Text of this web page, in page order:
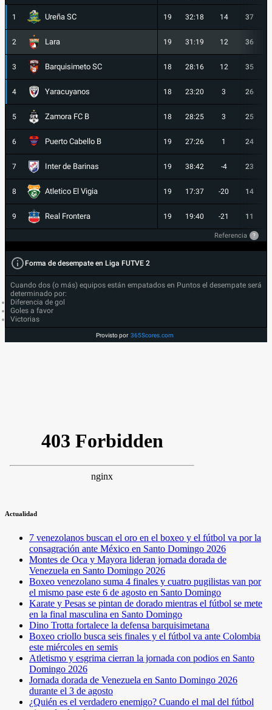
1 Ureña SC 19 32:18 14 37
2 Lara 19 31:19 12 36
3 Barquisimeto SC 18 28:16 12 35
4 Yaracuyanos 18 23:20 3 26
5 Zamora FC B 18 28:25 3 25
6 Puerto Cabello B 19 27:26 1 24
7 Inter de Barinas 19 38:42 -4 23
8 Atletico El Vigia 19 17:37 -20 14
9 Real Frontera 19 19:40 -21 11
Referencia ?
Forma de desempate en Liga FUTVE 2
Cuando dos (o más) equipos están empatados en Puntos el desempate será
determinado por:
Diferencia de gol
Goles a favor
Victorias
Provisto por 365Scores.com
Actualidad
7 venezolanos buscan el oro en el boxeo y el fútbol va por la
consagración ante México en Santo Domingo 2026
Montes de Oca y Mayora lideran jornada dorada de
Venezuela en Santo Domingo 2026
Boxeo venezolano suma 4 finales y cuatro pugilistas van por
el mismo pase este 6 de agosto en Santo Domingo
Karate y Pesas se pintan de dorado mientras el fútbol se mete
en la final masculina en Santo Domingo
Dino Trotta fortalece la defensa barquisimetana
Boxeo criollo busca seis finales y el fútbol va ante Colombia
este miércoles en semis
Atletismo y esgrima cierran la jornada con podios en Santo
Domingo 2026
Jornada dorada de Venezuela en Santo Domingo 2026
durante el 3 de agosto
¿Quién es el verdadero enemigo? Cuando el mal del fútbol